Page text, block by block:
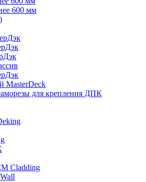
600 мм
MasterDeck
для крепления ДПК
Cladding